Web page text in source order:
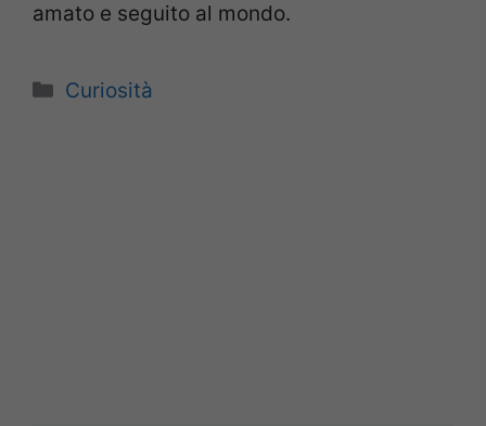
amato e seguito al mondo.
Categorie
Curiosità